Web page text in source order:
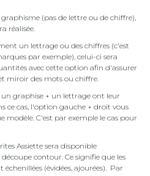
(pas de lettre ou de chiffre),
réalisée.
un lettrage ou des chiffres (c'est
par exemple), celui-ci sera
avec cette option afin d'assurer
miroir des mots ou chiffre.
graphise + un lettrage ont leur
ce cas, l'option gauche + droit vous
C'est par exemple le cas pour
Assiette sera disponible
contour. Ce signifie que les
(évidées, ajourées). Par